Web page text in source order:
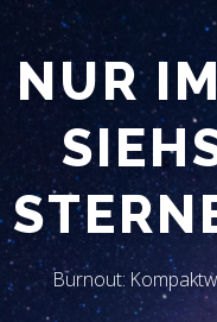
REZENSION BLOG
NUR
Burnout: